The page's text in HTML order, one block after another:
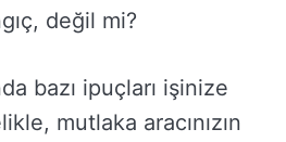
değil mi?
bazı ipuçları işinize
mutlaka aracınızın